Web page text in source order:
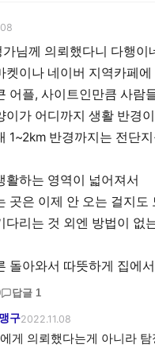
님께 의뢰했다니 다행이
켓이나 네이버 지역카페
어플, 사이트인만큼 사람
이가 어디까지 생활 반경
1~2km 반경까지는 전단
활하는 영역이 넓어져서
곳은 이제 안 오는 걸지도
다리는 것 외엔 방법이 없
돌아와서 따뜻하게 집에
답글 1
구2022.11.08
게 의뢰했다는게 아니라